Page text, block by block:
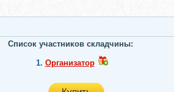
Список участников складчины:
1. Организатор